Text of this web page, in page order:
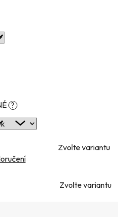
?
Zvolte variantu
Zvolte variantu